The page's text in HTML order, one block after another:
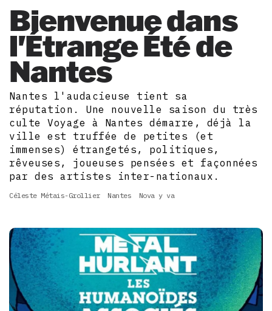
Bienvenue dans
l'Étrange Été de
Nantes
Nantes l'audacieuse tient sa
réputation. Une nouvelle saison du très
culte Voyage à Nantes démarre, déjà la
ville est truffée de petites (et
immenses) étrangetés, politiques,
rêveuses, joueuses pensées et façonnées
par des artistes inter-nationaux.
Céleste Métais-Grollier Nantes Nova y va